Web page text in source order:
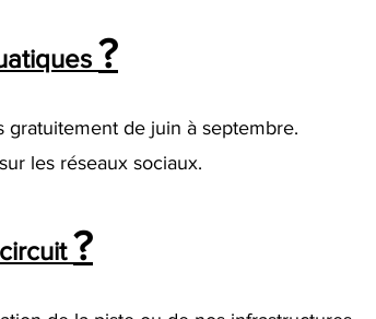
?
gratuitement de juin à septembre.
les réseaux sociaux.
?